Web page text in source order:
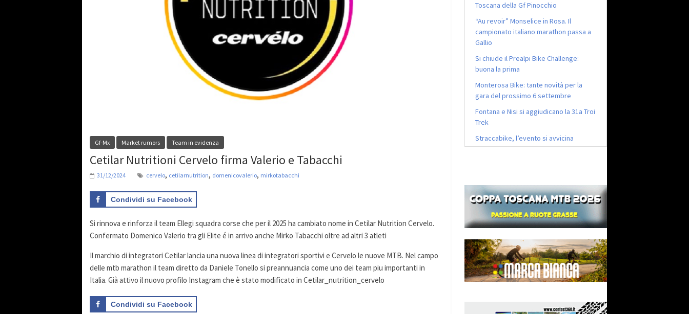
Gf-Mx Market rumors Team in evidenza
Cetilar Nutritioni Cervelo firma Valerio e Tabacchi
31/12/2024 cervelo, cetilarnutrition, domenicovalerio, mirkotabacchi
Condividi su Facebook
Si rinnova e rinforza il team Ellegi squadra corse che per il 2025 ha cambiato nome in Cetilar Nutrition Cervelo.
Confermato Domenico Valerio tra gli Elite é in arrivo anche Mirko Tabacchi oltre ad altri 3 atleti
Il marchio di integratori Cetilar lancia una nuova linea di integratori sportivi e Cervelo le nuove MTB. Nel campo
delle mtb marathon il team diretto da Daniele Tonello si preannuancia come uno dei team piu importanti in
Italia. Già attivo il nuovo profilo Instagram che è stato modificato in Cetilar_nutrition_cervelo
Condividi su Facebook
Toscana della Gf Pinocchio
“Au revoir” Monselice in Rosa. Il
campionato italiano marathon passa a
Gallio
Si chiude il Prealpi Bike Challenge:
buona la prima
Monterosa Bike: tante novità per la
gara del prossimo 6 settembre
Fontana e Nisi si aggiudicano la 31a Troi
Trek
Straccabike, l’evento si avvicina